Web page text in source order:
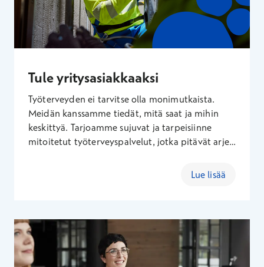
Tule yritysasiakkaaksi
Työterveyden ei tarvitse olla monimutkaista.
Meidän kanssamme tiedät, mitä saat ja mihin
keskittyä. Tarjoamme sujuvat ja tarpeisiinne
mitoitetut työterveyspalvelut, jotka pitävät arjen
toimialan huomioiden, jotta huominen ei tule
Lue lisää